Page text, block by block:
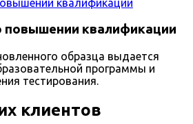
повышении квалификации
образца выдается
программы и
тестирования.
клиентов